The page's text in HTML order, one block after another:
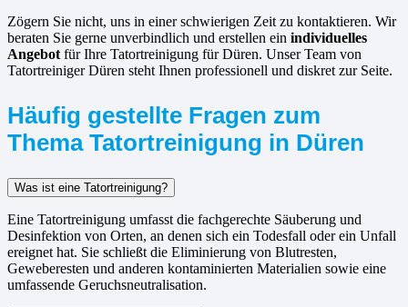
Zögern Sie nicht, uns in einer schwierigen Zeit zu kontaktieren. Wir
beraten Sie gerne unverbindlich und erstellen ein individuelles
Angebot für Ihre Tatortreinigung für Düren. Unser Team von
Tatortreiniger Düren steht Ihnen professionell und diskret zur Seite.
Häufig gestellte Fragen zum
Thema Tatortreinigung in Düren
Was ist eine Tatortreinigung?
Eine Tatortreinigung umfasst die fachgerechte Säuberung und
Desinfektion von Orten, an denen sich ein Todesfall oder ein Unfall
ereignet hat. Sie schließt die Eliminierung von Blutresten,
Geweberesten und anderen kontaminierten Materialien sowie eine
umfassende Geruchsneutralisation.